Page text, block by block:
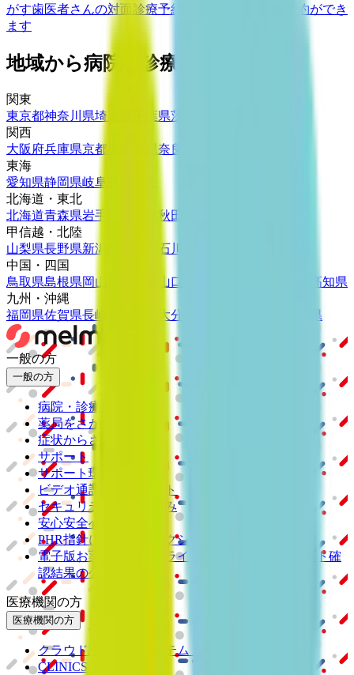
がす歯医者さんの対面診療予約・オンライン診療予約ができ
ます
地域から病院・診療所をさがす
関東
東京都神奈川県埼玉県 千葉県茨城県
関西
大阪府兵庫県京都府 奈良県
東海
愛知県静岡県岐阜県
北海道・東北
北海道青森県岩手県 秋田県
甲信越・北陸
山梨県長野県新潟県 石川県
中国・四国
鳥取県島根県岡山県 山口県
高知県
九州・沖縄
福岡県佐賀県長崎県 大分県 沖縄県
一般の方
一般の方
病院・診療所をさがす
薬局をさがす
症状からさがす
サポート
サポート環境
ビデオ通話の事前テスト
セキュリティの取り組み
安心安全への取り組み
PHR指針に係るチェックシート確認結果の公表
電子版お薬手帳ガイドラインに係るチェックシート確
認結果の公表
医療機関の方
医療機関の方
クラウド診療 支援システム
CLINICS予約